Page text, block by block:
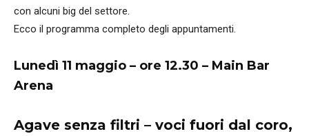
con alcuni big del settore.
Ecco il programma completo degli appuntamenti.
Lunedì 11 maggio – ore 12.30 – Main Bar
Arena
Agave senza filtri – voci fuori dal coro,